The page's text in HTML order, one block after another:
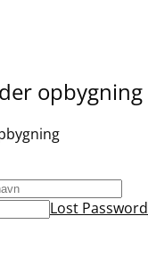
opbygning
Lost Password